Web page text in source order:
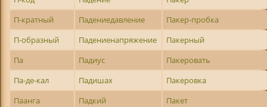
П-кратный
Падениедавление
Пакер-пробка
П-образный
Падениенапряжение
Пакерный
Па
Падиус
Пакеровать
Па-де-кал
Падишах
Пакеровка
Паанга
Падкий
Пакет